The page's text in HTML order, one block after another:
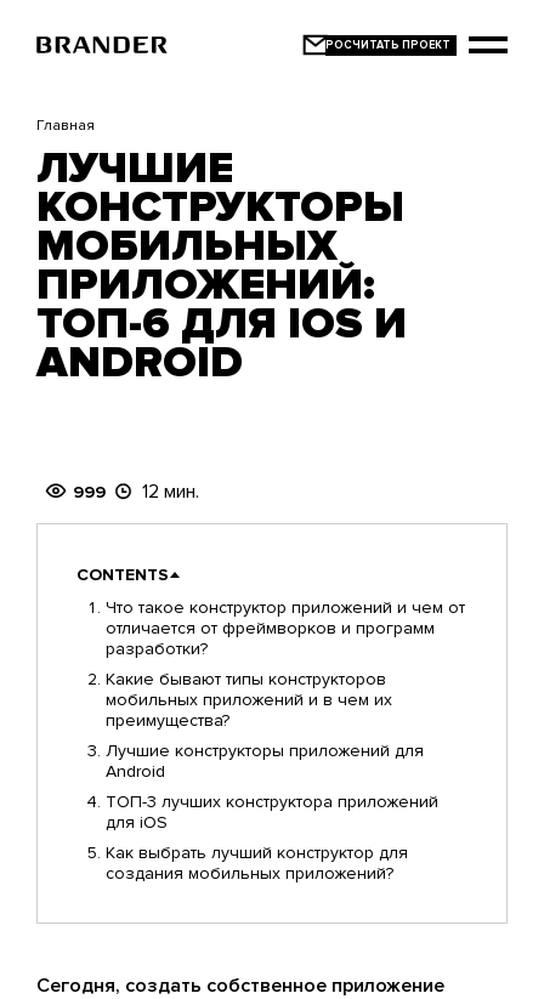
основному
Главная
ЛУЧШИЕ
КОНСТРУКТОРЫ
МОБИЛЬНЫХ
ПРИЛОЖЕНИЙ:
ТОП-6 ДЛЯ IOS И
ANDROID
999 12 мин.
CONTENTS
Что такое конструктор приложений и чем от
отличается от фреймворков и программ
разработки?
Какие бывают типы конструкторов
мобильных приложений и в чем их
преимущества?
Лучшие конструкторы приложений для
Android
ТОП-3 лучших конструктора приложений
для iOS
Как выбрать лучший конструктор для
создания мобильных приложений?
Сегодня, создать собственное приложение